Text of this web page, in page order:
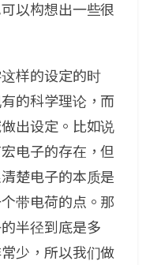
以构想出一些很
样的设定的时
的科学理论，而
出设定。比如说
电子的存在，但
楚电子的本质是
带电荷的点。那
半径到底是多
少，所以我们做